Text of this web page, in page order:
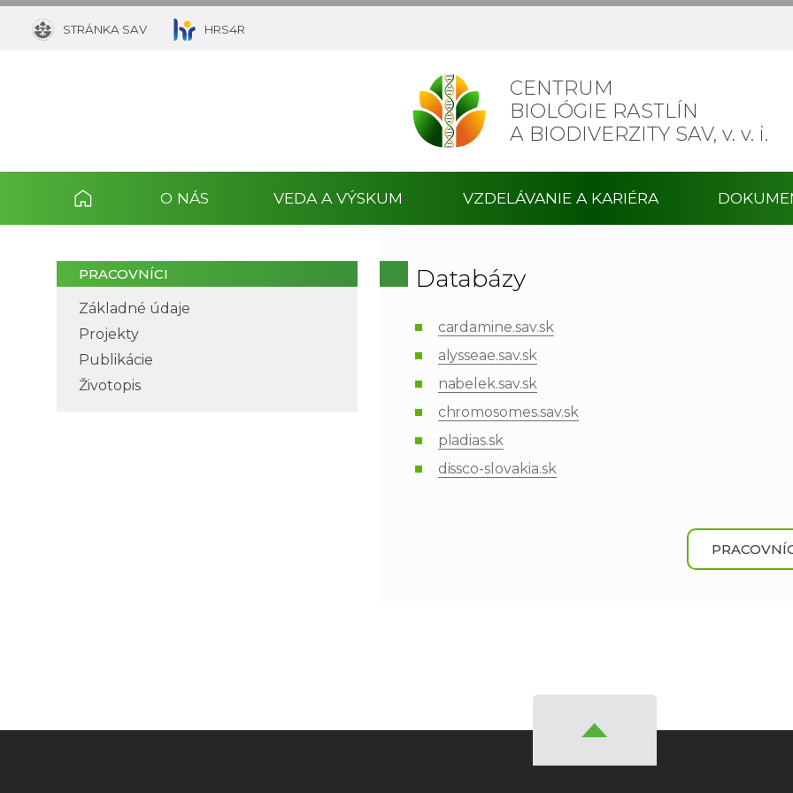
CENTRUM
BIOLÓGIE RASTLÍN
A BIODIVERZITY SAV, v. v. i.
STRÁNKA SAV HRS4R
O NÁS VEDA A VÝSKUM VZDELÁVANIE A KARIÉRA
PRACOVNÍCI
Základné údaje
Projekty
Publikácie
Životopis
Databázy
cardamine.sav.sk
alysseae.sav.sk
nabelek.sav.sk
chromosomes.sav.sk
pladias.sk
dissco-slovakia.sk